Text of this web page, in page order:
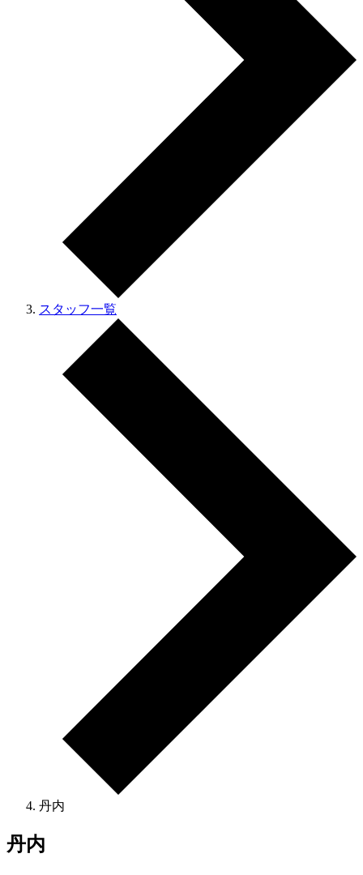
スタッフ一覧
丹内
丹内